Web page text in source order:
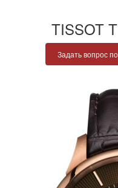
TISSOT
Задать вопрос